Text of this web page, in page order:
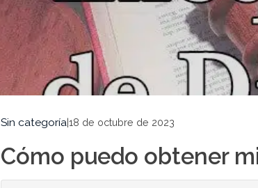
Sin categoría18 de octubre de 2023
Cómo puedo obtener